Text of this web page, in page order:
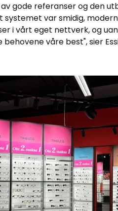
gode referanser og den
var smidig,
i vårt eget nettverk, og
våre best", sier